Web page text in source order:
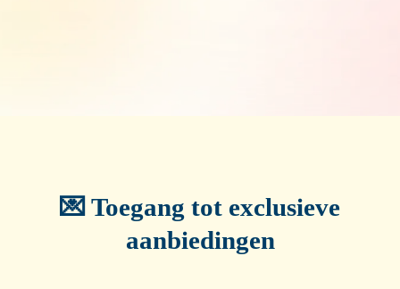
💌 Toegang tot exclusieve
aanbiedingen